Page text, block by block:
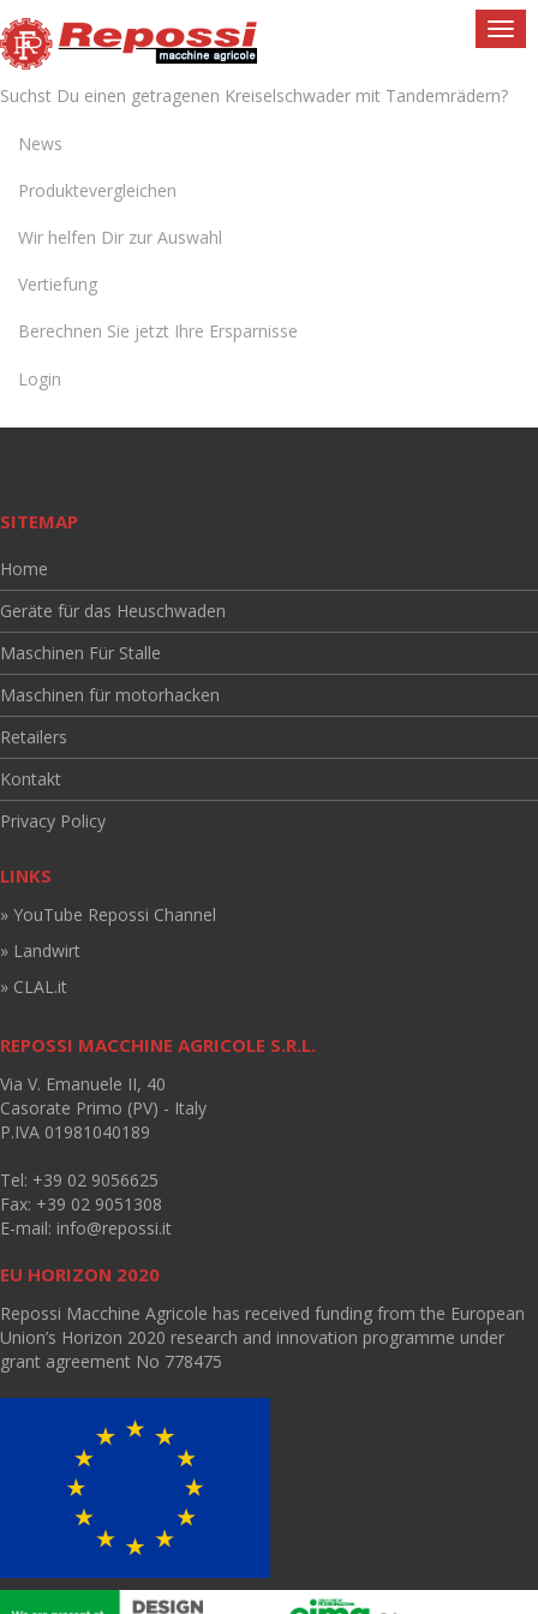
Suchst Du einen getragenen Kreiselschwader mit Tandemrädern?
News
Produktevergleichen
Wir helfen Dir zur Auswahl
Vertiefung
Berechnen Sie jetzt Ihre Ersparnisse
Login
SITEMAP
Home
Geräte für das Heuschwaden
Maschinen Für Stalle
Maschinen für motorhacken
Retailers
Kontakt
Privacy Policy
LINKS
» YouTube Repossi Channel
» Landwirt
» CLAL.it
REPOSSI MACCHINE AGRICOLE S.R.L.
Via V. Emanuele II, 40
Casorate Primo (PV) - Italy
P.IVA 01981040189
Tel: +39 02 9056625
Fax: +39 02 9051308
E-mail: info@repossi.it
EU HORIZON 2020
Repossi Macchine Agricole has received funding from the European
Union’s Horizon 2020 research and innovation programme under
grant agreement No 778475